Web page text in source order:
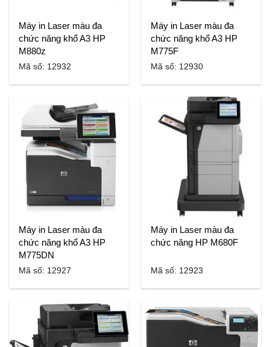
Máy in Laser màu đa
chức năng khổ A3 HP
M880z
Mã số: 12932
Máy in Laser màu đa
chức năng khổ A3 HP
M775F
Mã số: 12930
Máy in Laser màu đa
chức năng khổ A3 HP
M775DN
Mã số: 12927
Máy in Laser màu đa
chức năng HP M680F
Mã số: 12923